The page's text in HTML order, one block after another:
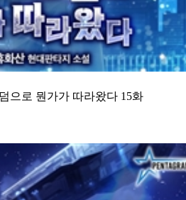
으로 뭔가가 따라왔다 15화